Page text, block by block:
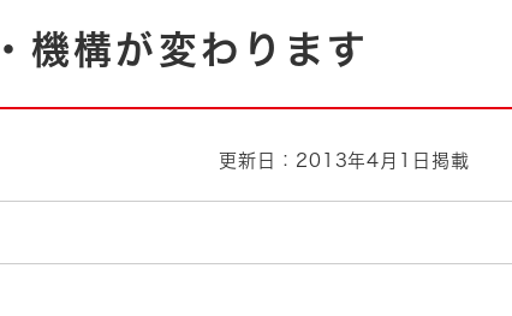
上水道・下水道
域コミュニティ・ボラン
市役所・施設の案内
機構が変わります
更新日：2013年4月1日掲載